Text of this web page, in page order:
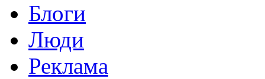
Блоги
Люди
Реклама